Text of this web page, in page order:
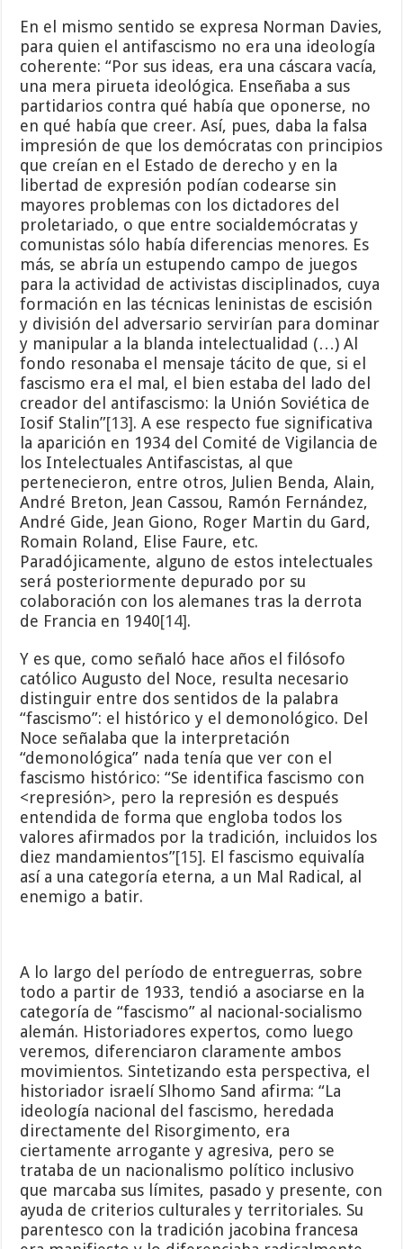
En el mismo sentido se expresa Norman Davies,
para quien el antifascismo no era una ideología
coherente: “Por sus ideas, era una cáscara vacía,
una mera pirueta ideológica. Enseñaba a sus
partidarios contra qué había que oponerse, no
en qué había que creer. Así, pues, daba la falsa
impresión de que los demócratas con principios
que creían en el Estado de derecho y en la
libertad de expresión podían codearse sin
mayores problemas con los dictadores del
proletariado, o que entre socialdemócratas y
comunistas sólo había diferencias menores. Es
más, se abría un estupendo campo de juegos
para la actividad de activistas disciplinados, cuya
formación en las técnicas leninistas de escisión
y división del adversario servirían para dominar
y manipular a la blanda intelectualidad (…) Al
fondo resonaba el mensaje tácito de que, si el
fascismo era el mal, el bien estaba del lado del
creador del antifascismo: la Unión Soviética de
Iosif Stalin”[13]. A ese respecto fue significativa
la aparición en 1934 del Comité de Vigilancia de
los Intelectuales Antifascistas, al que
pertenecieron, entre otros, Julien Benda, Alain,
André Breton, Jean Cassou, Ramón Fernández,
André Gide, Jean Giono, Roger Martin du Gard,
Romain Roland, Elise Faure, etc.
Paradójicamente, alguno de estos intelectuales
será posteriormente depurado por su
colaboración con los alemanes tras la derrota
de Francia en 1940[14].
Y es que, como señaló hace años el filósofo
católico Augusto del Noce, resulta necesario
distinguir entre dos sentidos de la palabra
“fascismo”: el histórico y el demonológico. Del
Noce señalaba que la interpretación
“demonológica” nada tenía que ver con el
fascismo histórico: “Se identifica fascismo con
<represión>, pero la represión es después
entendida de forma que engloba todos los
valores afirmados por la tradición, incluidos los
diez mandamientos”[15]. El fascismo equivalía
así a una categoría eterna, a un Mal Radical, al
enemigo a batir.
A lo largo del período de entreguerras, sobre
todo a partir de 1933, tendió a asociarse en la
categoría de “fascismo” al nacional-socialismo
alemán. Historiadores expertos, como luego
veremos, diferenciaron claramente ambos
movimientos. Sintetizando esta perspectiva, el
historiador israelí Slhomo Sand afirma: “La
ideología nacional del fascismo, heredada
directamente del Risorgimento, era
ciertamente arrogante y agresiva, pero se
trataba de un nacionalismo político inclusivo
que marcaba sus límites, pasado y presente, con
ayuda de criterios culturales y territoriales. Su
parentesco con la tradición jacobina francesa